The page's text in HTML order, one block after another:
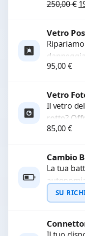
di
250,00€ Il
Vetro
qualità...
95,00€
Vetro
Il vetro
rotto?
ricambi di
85,00€
Cambio
La tua
lenta o
SU